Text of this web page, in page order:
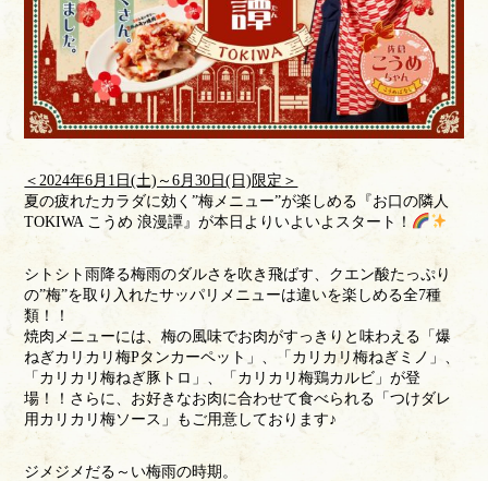
＜2024年6月1日(土)～6月30日(日)限定＞
夏の疲れたカラダに効く”梅メニュー”が楽しめる『お口の隣人
TOKIWA こうめ 浪漫譚』が本日よりいよいよスタート！
シトシト雨降る梅雨のダルさを吹き飛ばす、クエン酸たっぷり
の”梅”を取り入れたサッパリメニューは違いを楽しめる全7種
類！！
焼肉メニューには、梅の風味でお肉がすっきりと味わえる「爆
ねぎカリカリ梅Pタンカーペット」、「カリカリ梅ねぎミノ」、
「カリカリ梅ねぎ豚トロ」、「カリカリ梅鶏カルビ」が登
場！！さらに、お好きなお肉に合わせて食べられる「つけダレ
用カリカリ梅ソース」もご用意しております♪
ジメジメだる～い梅雨の時期。